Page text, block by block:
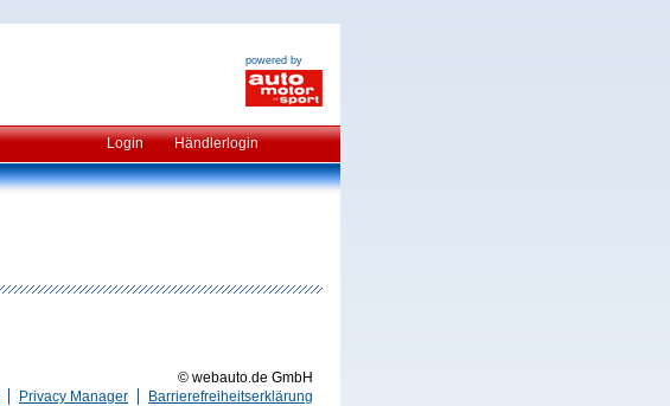
powered by
Login Händlerlogin
© webauto.de GmbH
Privacy Manager
Barrierefreiheitserklärung